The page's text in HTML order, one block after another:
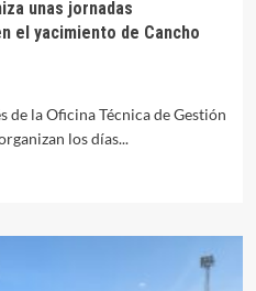
unas jornadas
el yacimiento de Cancho
de la Oficina Técnica de Gestión
los días...